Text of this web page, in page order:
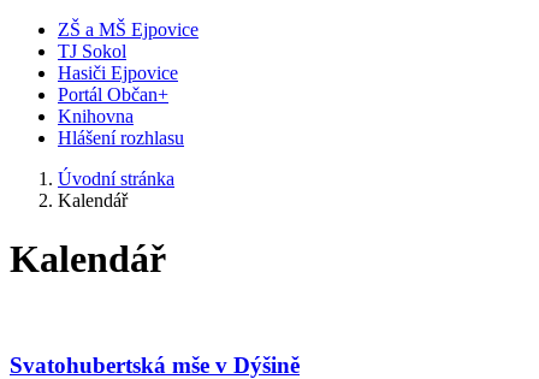
ZŠ a MŠ Ejpovice
TJ Sokol
Hasiči Ejpovice
Portál Občan+
Knihovna
Hlášení rozhlasu
Úvodní stránka
Kalendář
Kalendář
Svatohubertská mše v Dýšině